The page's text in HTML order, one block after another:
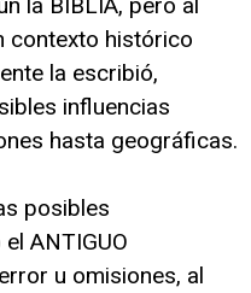
contexto histórico
la escribió,
influencias
hasta geográficas.
posibles
ANTIGUO
u omisiones, al